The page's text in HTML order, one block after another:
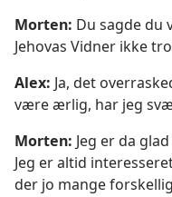
Morten: Du sagde du
Jehovas Vidner ikke
Alex: Ja, det
være ærlig, har jeg
Morten: Jeg er da
Jeg er altid
der jo mange